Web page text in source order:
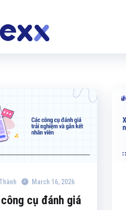
March 16, 2026
cụ đánh giá